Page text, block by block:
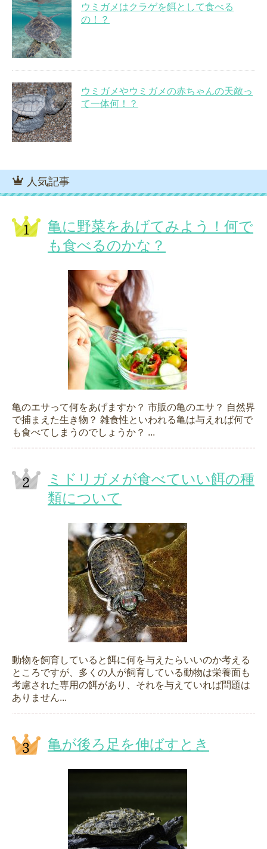
ウミガメはクラゲを餌として食べる
の！？
ウミガメやウミガメの赤ちゃんの天敵っ
て一体何！？
人気記事
亀に野菜をあげてみよう！何で
も食べるのかな？
亀のエサって何をあげますか？ 市販の亀のエサ？ 自然界
で捕まえた生き物？ 雑食性といわれる亀は与えれば何で
も食べてしまうのでしょうか？ ...
ミドリガメが食べていい餌の種
類について
動物を飼育していると餌に何を与えたらいいのか考える
ところですが、多くの人が飼育している動物は栄養面も
考慮された専用の餌があり、それを与えていれば問題は
ありません...
亀が後ろ足を伸ばすとき